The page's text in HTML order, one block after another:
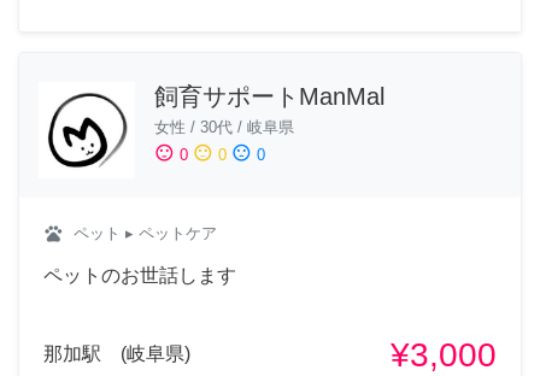
飼育サポートManMal
女性 / 30代 / 岐阜県
sentiment_satisfied 0 sentiment_neutral 0 sentiment_dissatisfied 0
pets ペット ▸ ペットケア
ペットのお世話します
那加駅 (岐阜県) ¥3,000